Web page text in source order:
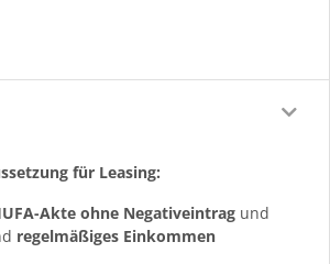
für Leasing:
Akte ohne Negativeintrag und
regelmäßiges Einkommen